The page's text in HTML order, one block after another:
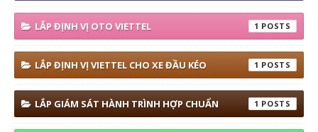
LẮP ĐỊNH VỊ OTO VIETTEL 1
LẮP ĐỊNH VỊ VIETTEL CHO XE ĐẦU KÉO 1
LẮP GIÁM SÁT HÀNH TRÌNH HỢP CHUẨN 1